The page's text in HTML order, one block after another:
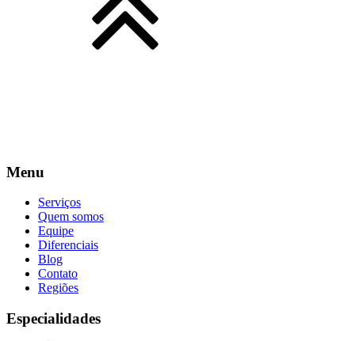
Menu
Serviços
Quem somos
Equipe
Diferenciais
Blog
Contato
Regiões
Especialidades